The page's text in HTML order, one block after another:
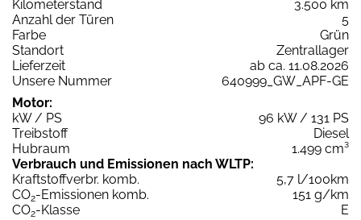
Kilometerstand
3.500 km
Anzahl der Türen
5
Farbe
Grün
Standort
Zentrallager
Lieferzeit
ab ca. 11.08.2026
Unsere Nummer
640999_GW_APF-GE
Motor:
kW / PS
96 kW / 131 PS
Treibstoff
Diesel
Hubraum
1.499 cm³
Verbrauch und Emissionen nach WLTP:
Kraftstoffverbr. komb.
5,7 l/100km
CO2-Emissionen komb.
151 g/km
CO2-Klasse
E